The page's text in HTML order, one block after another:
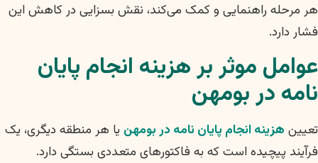
هر مرحله راهنمایی و کمک می‌کند، نقش بسزایی در کاهش این
فشار دارد.
عوامل موثر بر هزینه انجام پایان
نامه در بومهن
تعیین هزینه انجام پایان نامه در بومهن یا هر منطقه دیگری، یک
فرآیند پیچیده است که به فاکتورهای متعددی بستگی دارد.